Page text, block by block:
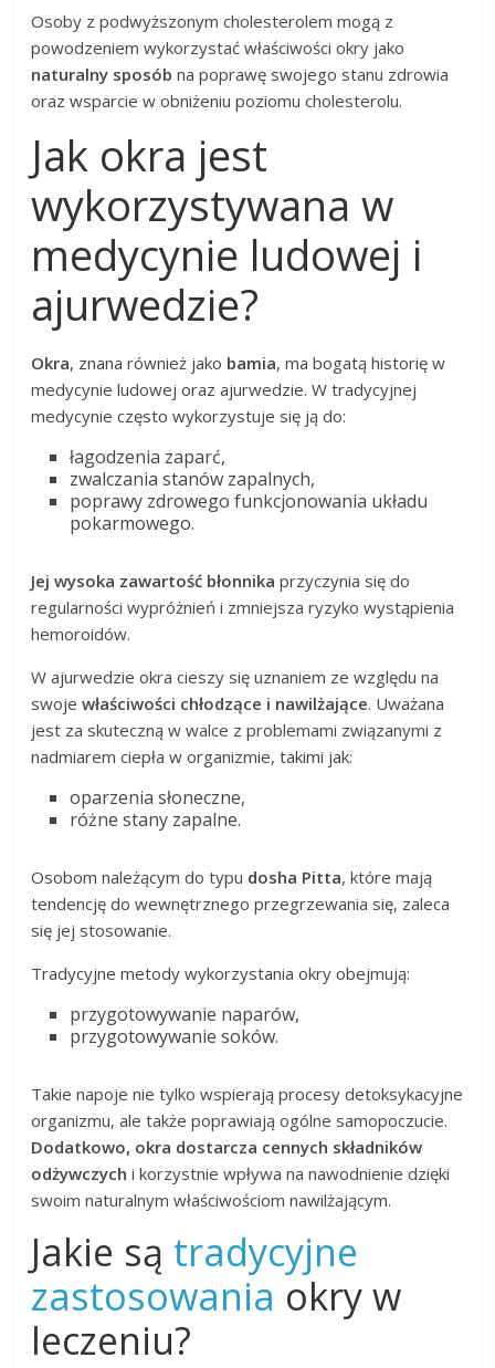
Osoby z podwyższonym cholesterolem mogą z
powodzeniem wykorzystać właściwości okry jako
naturalny sposób na poprawę swojego stanu zdrowia
oraz wsparcie w obniżeniu poziomu cholesterolu.
Jak okra jest
wykorzystywana w
medycynie ludowej i
ajurwedzie?
Okra, znana również jako bamia, ma bogatą historię w
medycynie ludowej oraz ajurwedzie. W tradycyjnej
medycynie często wykorzystuje się ją do:
łagodzenia zaparć,
zwalczania stanów zapalnych,
poprawy zdrowego funkcjonowania układu
pokarmowego.
Jej wysoka zawartość błonnika przyczynia się do
regularności wypróżnień i zmniejsza ryzyko wystąpienia
hemoroidów.
W ajurwedzie okra cieszy się uznaniem ze względu na
swojewłaściwości chłodzące i nawilżające. Uważana
jest za skuteczną w walce z problemami związanymi z
nadmiarem ciepła w organizmie, takimi jak:
oparzenia słoneczne,
różne stany zapalne.
Osobom należącym do typu dosha Pitta, które mają
tendencję do wewnętrznego przegrzewania się, zaleca
się jej stosowanie.
Tradycyjne metody wykorzystania okry obejmują:
przygotowywanie naparów,
przygotowywanie soków.
Takie napoje nie tylko wspierają procesy detoksykacyjne
organizmu, ale także poprawiają ogólne samopoczucie.
Dodatkowo, okra dostarcza cennych składników
odżywczych i korzystnie wpływa na nawodnienie dzięki
swoim naturalnym właściwościom nawilżającym.
Jakie są tradycyjne
zastosowania okry w
leczeniu?